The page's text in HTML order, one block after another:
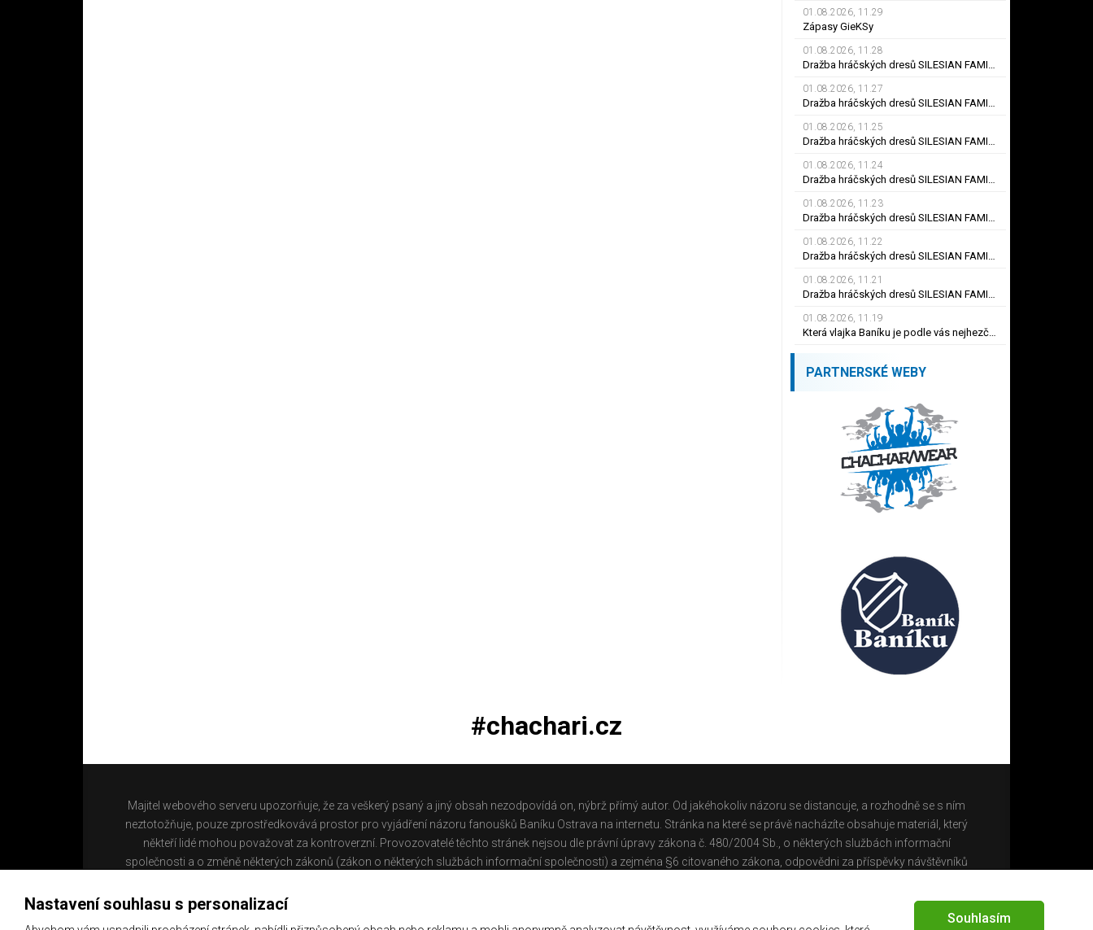
01.08.2026, 11.29
Zápasy GieKSy
01.08.2026, 11.28
Dražba hráčských dresů SILESIAN FAMILY - #25 Robert SADOWSKI
01.08.2026, 11.27
Dražba hráčských dresů SILESIAN FAMILY - #22
01.08.2026, 11.25
Dražba hráčských dresů SILESIAN FAMILY - #6
01.08.2026, 11.24
Dražba hráčských dresů SILESIAN FAMILY - #21 Jiří KLÍMA
01.08.2026, 11.23
Dražba hráčských dresů SILESIAN FAMILY - #19 Dyjan Carlos de AZEVEDO
01.08.2026, 11.22
Dražba hráčských dresů SILESIAN FAMILY - #5 Adam JÁNOŠ
01.08.2026, 11.21
Dražba hráčských dresů SILESIAN FAMILY - #1 Viktor BUDÍNSKÝ
01.08.2026, 11.19
Která vlajka Baníku je podle vás nejhezčí ?
PARTNERSKÉ WEBY
#chachari.cz
Majitel webového serveru upozorňuje, že za veškerý psaný a jiný obsah nezodpovídá on, nýbrž přímý autor. Od jakéhokoliv názoru se distancuje, a rozhodně se s ním
neztotožňuje, pouze zprostředkovává prostor pro vyjádření názoru fanoušků Baníku Ostrava na internetu. Stránka na které se právě nacházíte obsahuje materiál, který
někteří lidé mohou považovat za kontroverzní. Provozovatelé těchto stránek nejsou dle právní úpravy zákona č. 480/2004 Sb., o některých službách informační
společnosti a o změně některých zákonů (zákon o některých službách informační společnosti) a zejména §6 citovaného zákona, odpovědni za příspěvky návštěvníků
Nastavení souhlasu s personalizací
Souhlasím